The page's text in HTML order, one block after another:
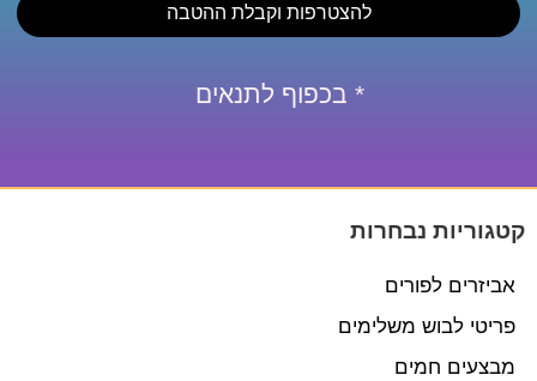
להצטרפות וקבלת ההטבה
* בכפוף לתנאים
קטגוריות נבחרות
אביזרים לפורים
פריטי לבוש משלימים
מבצעים חמים